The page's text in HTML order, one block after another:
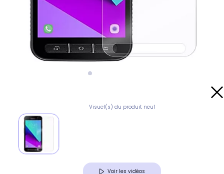
Visuel(s) du produit neuf
Voir les vidéos